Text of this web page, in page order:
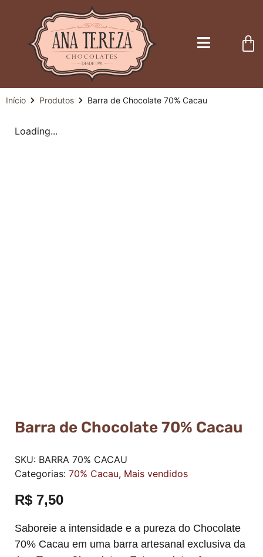
Início Produtos Barra de Chocolate 70% Cacau
Loading...
Barra de Chocolate 70% Cacau
SKU: BARRA 70% CACAU
Categorias: 70% Cacau, Mais vendidos
R$ 7,50
Saboreie a intensidade e a pureza do Chocolate
70% Cacau em uma barra artesanal exclusiva da